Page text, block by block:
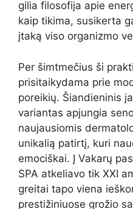
gilia filosofija apie
kaip tikima, susikerta
įtaką viso organizmo
Per šimtmečius ši
prisitaikydama prie
poreikių. Šiandieninis
variantas apjungia
naujausiomis
unikalią patirtį, kuri
emociškai. Į Vakarų
SPA atkeliavo tik XXI
greitai tapo viena
prestižiniuose grožio